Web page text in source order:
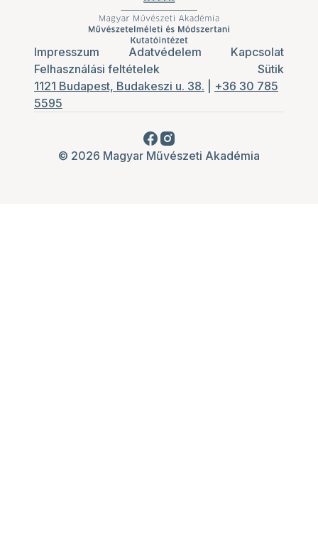
Impresszum Adatvédelem
Kapcsolat
Felhasználási feltételek
Sütik
1121 Budapest, Budakeszi u. 38.
+36 30 785
5595
© 2026 Magyar Művészeti Akadémia